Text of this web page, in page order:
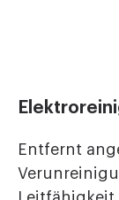
Entfernt